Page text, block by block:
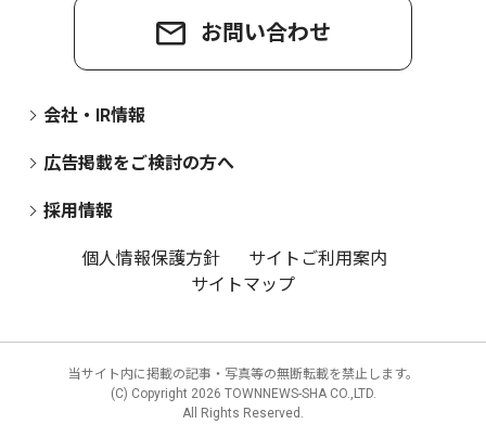
お問い合わせ
会社・IR情報
広告掲載をご検討の方へ
採用情報
個人情報保護方針
サイトご利用案内
サイトマップ
当サイト内に掲載の記事・写真等の無断転載を禁止します。
(C) Copyright 2026 TOWNNEWS-SHA CO.,LTD.
All Rights Reserved.